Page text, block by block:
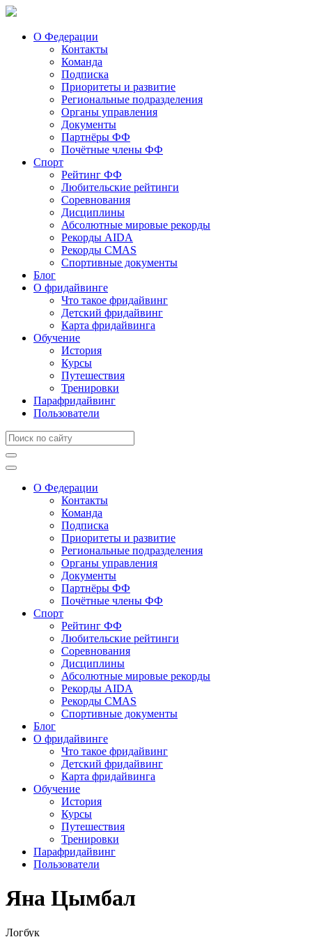
О Федерации
Контакты
Команда
Подписка
Приоритеты и развитие
Региональные подразделения
Органы управления
Документы
Партнёры ФФ
Почётные члены ФФ
Спорт
Рейтинг ФФ
Любительские рейтинги
Соревнования
Дисциплины
Абсолютные мировые рекорды
Рекорды AIDA
Рекорды CMAS
Спортивные документы
Блог
О фридайвинге
Что такое фридайвинг
Детский фридайвинг
Карта фридайвинга
Обучение
История
Курсы
Путешествия
Тренировки
Парафридайвинг
Пользователи
О Федерации
Контакты
Команда
Подписка
Приоритеты и развитие
Региональные подразделения
Органы управления
Документы
Партнёры ФФ
Почётные члены ФФ
Спорт
Рейтинг ФФ
Любительские рейтинги
Соревнования
Дисциплины
Абсолютные мировые рекорды
Рекорды AIDA
Рекорды CMAS
Спортивные документы
Блог
О фридайвинге
Что такое фридайвинг
Детский фридайвинг
Карта фридайвинга
Обучение
История
Курсы
Путешествия
Тренировки
Парафридайвинг
Пользователи
Яна Цымбал
Логбук